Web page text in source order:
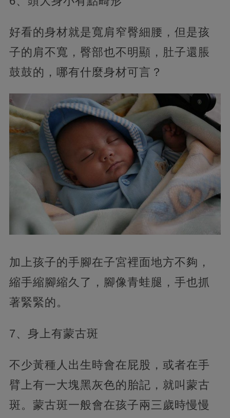
好看的身材就是寬肩窄臀細腰，但是孩
子的肩不寬，臀部也不明顯，肚子還脹
鼓鼓的，哪有什麼身材可言？
加上孩子的手腳在子宮裡面地方不夠，
縮手縮腳縮久了，腳像青蛙腿，手也抓
著緊緊的。
7、身上有蒙古斑
不少黃種人出生時會在屁股，或者在手
臂上有一大塊黑灰色的胎記，就叫蒙古
斑。蒙古斑一般會在孩子兩三歲時慢慢